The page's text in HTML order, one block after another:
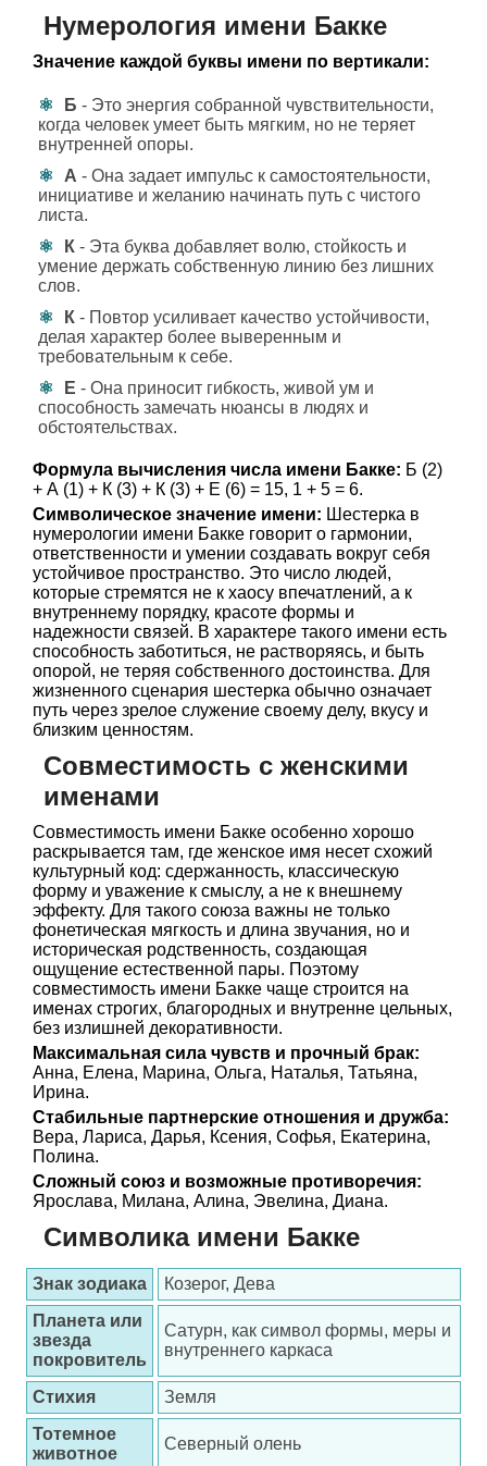
Нумерология имени Бакке
Значение каждой буквы имени по вертикали:
Б - Это энергия собранной чувствительности,
когда человек умеет быть мягким, но не теряет
внутренней опоры.
А - Она задает импульс к самостоятельности,
инициативе и желанию начинать путь с чистого
листа.
К - Эта буква добавляет волю, стойкость и
умение держать собственную линию без лишних
слов.
К - Повтор усиливает качество устойчивости,
делая характер более выверенным и
требовательным к себе.
Е - Она приносит гибкость, живой ум и
способность замечать нюансы в людях и
обстоятельствах.
Формула вычисления числа имени Бакке: Б (2)
+ А (1) + К (3) + К (3) + Е (6) = 15, 1 + 5 = 6.
Символическое значение имени: Шестерка в
нумерологии имени Бакке говорит о гармонии,
ответственности и умении создавать вокруг себя
устойчивое пространство. Это число людей,
которые стремятся не к хаосу впечатлений, а к
внутреннему порядку, красоте формы и
надежности связей. В характере такого имени есть
способность заботиться, не растворяясь, и быть
опорой, не теряя собственного достоинства. Для
жизненного сценария шестерка обычно означает
путь через зрелое служение своему делу, вкусу и
близким ценностям.
Совместимость с женскими
именами
Совместимость имени Бакке особенно хорошо
раскрывается там, где женское имя несет схожий
культурный код: сдержанность, классическую
форму и уважение к смыслу, а не к внешнему
эффекту. Для такого союза важны не только
фонетическая мягкость и длина звучания, но и
историческая родственность, создающая
ощущение естественной пары. Поэтому
совместимость имени Бакке чаще строится на
именах строгих, благородных и внутренне цельных,
без излишней декоративности.
Максимальная сила чувств и прочный брак:
Анна, Елена, Марина, Ольга, Наталья, Татьяна,
Ирина.
Стабильные партнерские отношения и дружба:
Вера, Лариса, Дарья, Ксения, Софья, Екатерина,
Полина.
Сложный союз и возможные противоречия:
Ярослава, Милана, Алина, Эвелина, Диана.
Символика имени Бакке
Знак зодиака
Козерог, Дева
Планета или
звезда
покровитель
Сатурн, как символ формы, меры и
внутреннего каркаса
Стихия
Земля
Тотемное
животное
Северный олень